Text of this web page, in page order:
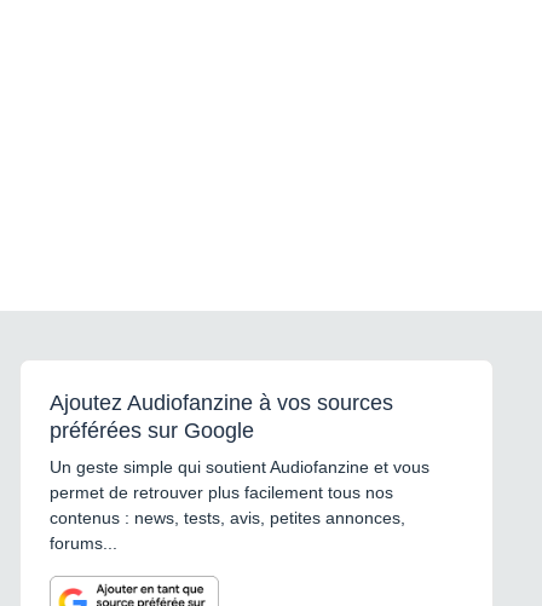
Ajoutez Audiofanzine à vos sources
préférées sur Google
Un geste simple qui soutient Audiofanzine et vous
permet de retrouver plus facilement tous nos
contenus : news, tests, avis, petites annonces,
forums...